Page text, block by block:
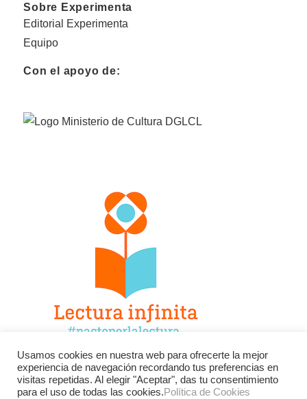
Sobre Experimenta
Editorial Experimenta
Equipo
Con el apoyo de:
Facebook Twitter
Instagram
YouTube
LinkedIn Contacto
Usamos cookies en nuestra web para ofrecerte la mejor
experiencia de navegación recordando tus preferencias en
visitas repetidas. Al elegir "Aceptar", das tu consentimiento
para el uso de todas las cookies.Política de Cookies